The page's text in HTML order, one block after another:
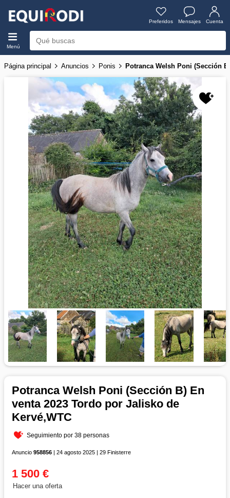
Preferidos Mensajes Cuenta
Menú
Página principal Anuncios Ponis Potranca Welsh Poni (Sección
Potranca Welsh Poni (Sección B) En
venta 2023 Tordo por Jalisko de
Kervé,WTC
Seguimiento por 38 personas
Anuncio 958856 | 24 agosto 2025 | 29 Finisterre
1 500 €
Hacer una oferta